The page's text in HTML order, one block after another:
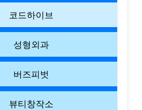
코드하이브
성형외과
버즈피벗
뷰티창작소